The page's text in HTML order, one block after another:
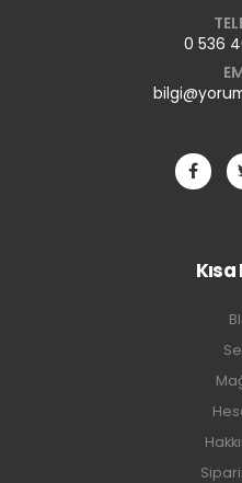
0 536